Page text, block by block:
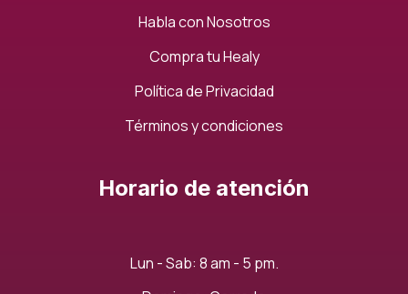
Habla con Nosotros
Compra tu Healy
Política de Privacidad
Términos y condiciones
Horario de atención
Lun - Sab: 8 am - 5 pm.